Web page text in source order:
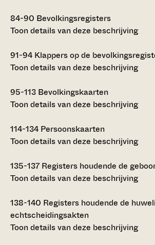
84-90 Bevolkingsregisters
Toon details van deze beschrijving
91-94 Klappers op de
Toon details van deze beschrijving
95-113 Bevolkingskaarten
Toon details van deze beschrijving
114-134 Persoonskaarten
Toon details van deze beschrijving
135-137 Registers houdende de
Toon details van deze beschrijving
138-140 Registers houdende de
echtscheidingsakten
Toon details van deze beschrijving